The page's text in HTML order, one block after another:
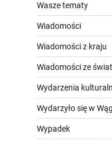
Wasze tematy
Wiadomości
Wiadomości z kraju
Wiadomości ze
Wydarzenia
Wydarzyło się w
Wypadek